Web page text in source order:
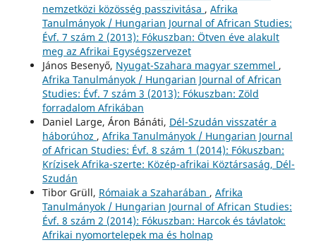
nemzetközi közösség passzivitása , Afrika
Tanulmányok / Hungarian Journal of African Studies:
Évf. 7 szám 2 (2013): Fókuszban: Ötven éve alakult
meg az Afrikai Egységszervezet
János Besenyő, Nyugat-Szahara magyar szemmel ,
Afrika Tanulmányok / Hungarian Journal of African
Studies: Évf. 7 szám 3 (2013): Fókuszban: Zöld
forradalom Afrikában
Daniel Large, Áron Bánáti, Dél-Szudán visszatér a
háborúhoz , Afrika Tanulmányok / Hungarian Journal
of African Studies: Évf. 8 szám 1 (2014): Fókuszban:
Krízisek Afrika-szerte: Közép-afrikai Köztársaság, Dél-
Szudán
Tibor Grüll, Rómaiak a Szaharában , Afrika
Tanulmányok / Hungarian Journal of African Studies:
Évf. 8 szám 2 (2014): Fókuszban: Harcok és távlatok:
Afrikai nyomortelepek ma és holnap